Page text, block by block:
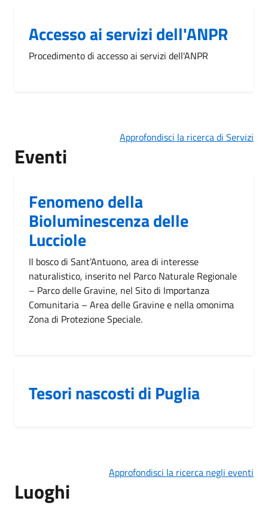
Accesso ai servizi dell'ANPR
Procedimento di accesso ai servizi dell'ANPR
Approfondisci la ricerca di Servizi
Eventi
Fenomeno della
Bioluminescenza delle
Lucciole
Il bosco di Sant’Antuono, area di interesse
naturalistico, inserito nel Parco Naturale Regionale
– Parco delle Gravine, nel Sito di Importanza
Comunitaria – Area delle Gravine e nella omonima
Zona di Protezione Speciale.
Tesori nascosti di Puglia
Approfondisci la ricerca negli eventi
Luoghi